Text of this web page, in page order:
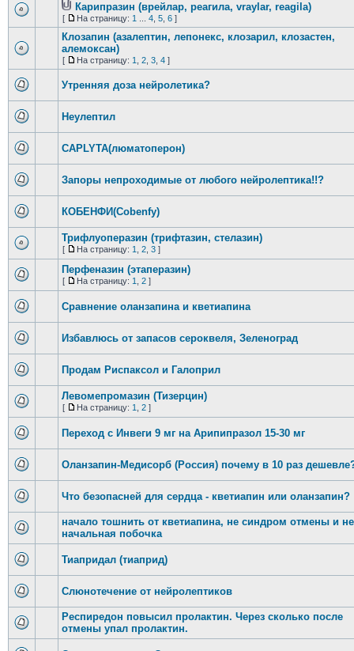
Карипразин (врейлар, реагила, vraylar, reagila)
[ На страницу: 1 4, 5, 6]
Клозапин (азалептин, лепонекс, клозарил, клозастен,
алемоксан)
[ На страницу: 1 2, 3, 4]
Утренняя доза нейролетика?
Неулептил
CAPLYTA(люматоперон)
Запоры непроходимые от любого нейролептика!!?
КОБЕНФИ(Cobenfy)
Трифлуоперазин (трифтазин, стелазин)
[ На страницу: 1 2, 3]
Перфеназин (этаперазин)
[ На страницу: 1 2]
Сравнение оланзапина и кветиапина
Избавлюсь от запасов сероквеля, Зеленоград
Продам Риспаксол и Галоприл
Левомепромазин (Тизерцин)
[ На страницу: 1 2]
Переход с Инвеги 9 мг на Арипипразол 15-30 мг
Оланзапин-Медисорб (Россия) почему в 10 раз
Что безопасней для сердца - кветиапин или оланзапин?
начало тошнить от кветиапина, не синдром отмены и не
начальная побочка
Тиапридал (тиаприд)
Слюнотечение от нейролептиков
Респиредон повысил пролактин. Через сколько после
отмены упал пролактин.